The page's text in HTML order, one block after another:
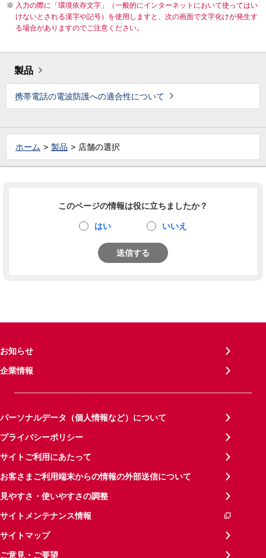
入力の際に「環境依存文字」（一般的にインターネットにおいて使ってはい
けないとされる漢字や記号）を使用しますと、次の画面で文字化けが発生す
る場合がありますのでご注意ください。
製品
携帯電話の電波防護への適合性について
ホーム 製品 店舗の選択
このページの情報は役に立ちましたか？
はい いいえ
送信する
お知らせ
企業情報
パーソナルデータ（個人情報など）について
プライバシーポリシー
サイトご利用にあたって
お客さまご利用端末からの情報の外部送信について
見やすさ・使いやすさの調整
サイトメンテナンス情報
サイトマップ
ご意見・ご要望